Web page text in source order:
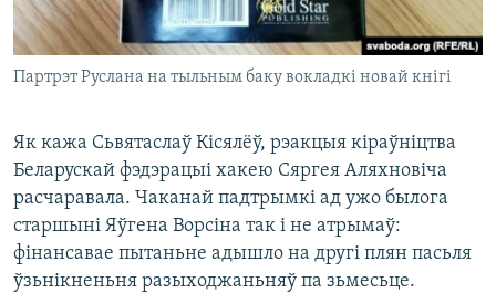
Партрэт Руслана на тыльным баку вокладкі новай кнігі
Як кажа Сьвятаслаў Кісялёў, рэакцыя кіраўніцтва
Беларускай фэдэрацыі хакею Сяргея Аляхновіча
расчаравала. Чаканай падтрымкі ад ужо былога
старшыні Яўгена Ворсіна так і не атрымаў:
фінансавае пытаньне адышло на другі плян пасьля
ўзьнікненьня разыходжаньняў па зьмесьце.